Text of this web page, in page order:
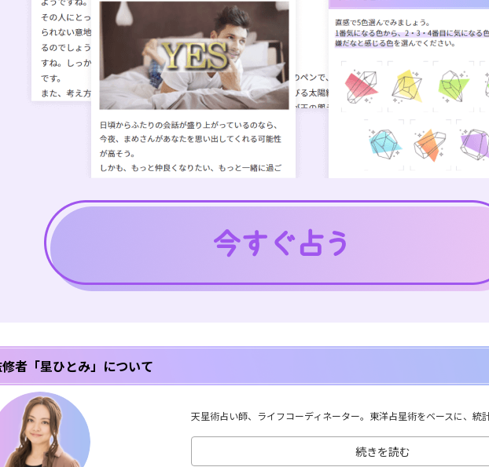
者「星ひとみ」について
天星術占い師、ライフコーディネーター。東洋占星術をベースに、統
続きを読む